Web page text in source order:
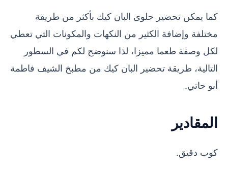
كما يمكن تحضير حلوى البان كيك بأكثر من طريقة
مختلفة وإضافة الكثير من النكهات والمكونات التي تعطي
لكل وصفة طعما مميزا، لذا سنوضح لكم في السطور
التالية، طريقة تحضير البان كيك من مطبخ الشيف فاطمة
أبو حاتي.
المقادير
كوب دقيق.